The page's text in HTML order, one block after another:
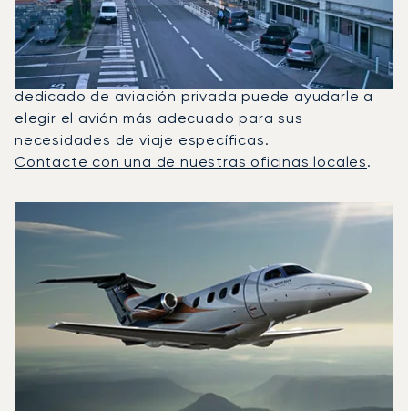
En 2025, el Phenom 100, el Beechjet 400A y el
Citation Latitude fueron los jets privados más
utilizados para vuelos entre Niza y París. Un asesor
dedicado de aviación privada puede ayudarle a
elegir el avión más adecuado para sus
necesidades de viaje específicas.
Contacte con una de nuestras oficinas locales.
Modelo de aeronave
Asientos
Velocidad (km/h)